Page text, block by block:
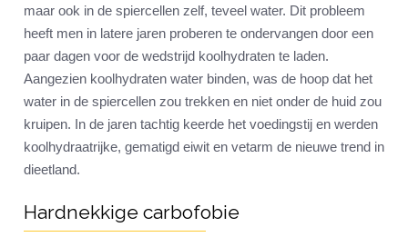
maar ook in de spiercellen zelf, teveel water. Dit probleem
heeft men in latere jaren proberen te ondervangen door een
paar dagen voor de wedstrijd koolhydraten te laden.
Aangezien koolhydraten water binden, was de hoop dat het
water in de spiercellen zou trekken en niet onder de huid zou
kruipen. In de jaren tachtig keerde het voedingstij en werden
koolhydraatrijke, gematigd eiwit en vetarm de nieuwe trend in
dieetland.
Hardnekkige carbofobie